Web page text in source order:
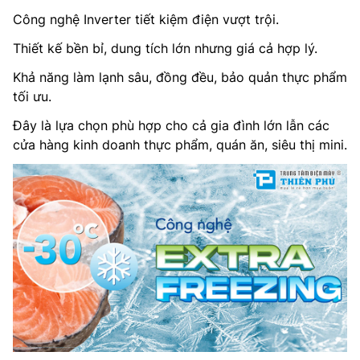
Công nghệ Inverter tiết kiệm điện vượt trội.
Thiết kế bền bỉ, dung tích lớn nhưng giá cả hợp lý.
Khả năng làm lạnh sâu, đồng đều, bảo quản thực phẩm
tối ưu.
Đây là lựa chọn phù hợp cho cả gia đình lớn lẫn các
cửa hàng kinh doanh thực phẩm, quán ăn, siêu thị mini.